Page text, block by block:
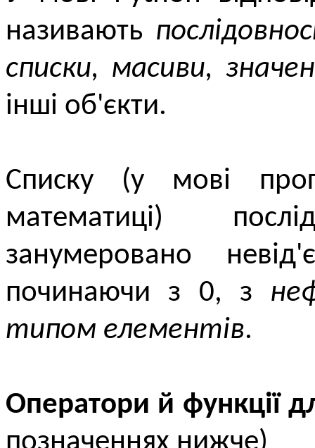
називають
списки, масиви,
інші об'єкти.
Списку (у мові
математиці)
занумеровано
починаючи з 0, з
типом елементів.
Оператори й функції